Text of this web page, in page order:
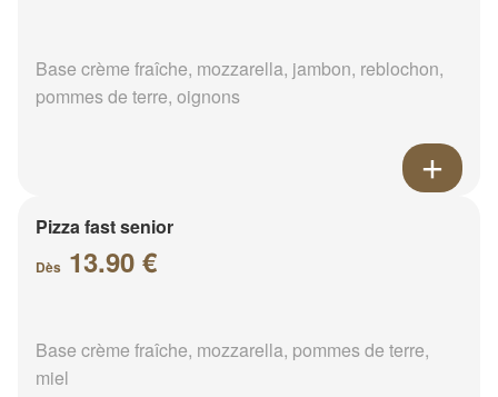
Base crème fraîche, mozzarella, jambon, reblochon,
pommes de terre, oignons
Pizza fast senior
Dès 13.90 €
Base crème fraîche, mozzarella, pommes de terre,
miel